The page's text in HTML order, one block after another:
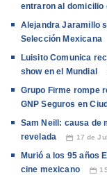
entraron al domicilio
Alejandra Jaramillo
Selección Mexicana
Luisito Comunica
show en el Mundial
Grupo Firme rompe
GNP Seguros en
Sam Neill: causa de
revelada
📅 17 de
Murió a los 95 años
cine mexicano
📅